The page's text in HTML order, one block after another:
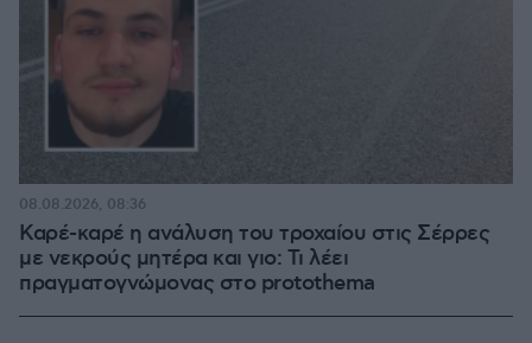
Καρέ-καρέ η ανάλυση του τροχαίου στις Σέρρες
με νεκρούς μητέρα και γιο: Τι λέει
πραγματογνώμονας στο protothema
08.08.2026, 08:36